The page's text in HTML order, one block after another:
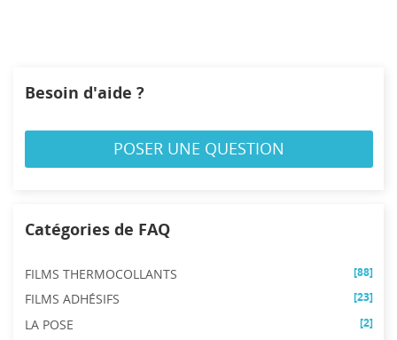
Besoin d'aide ?
POSER UNE QUESTION
Catégories de FAQ
FILMS THERMOCOLLANTS [88]
FILMS ADHÉSIFS [23]
LA POSE [2]